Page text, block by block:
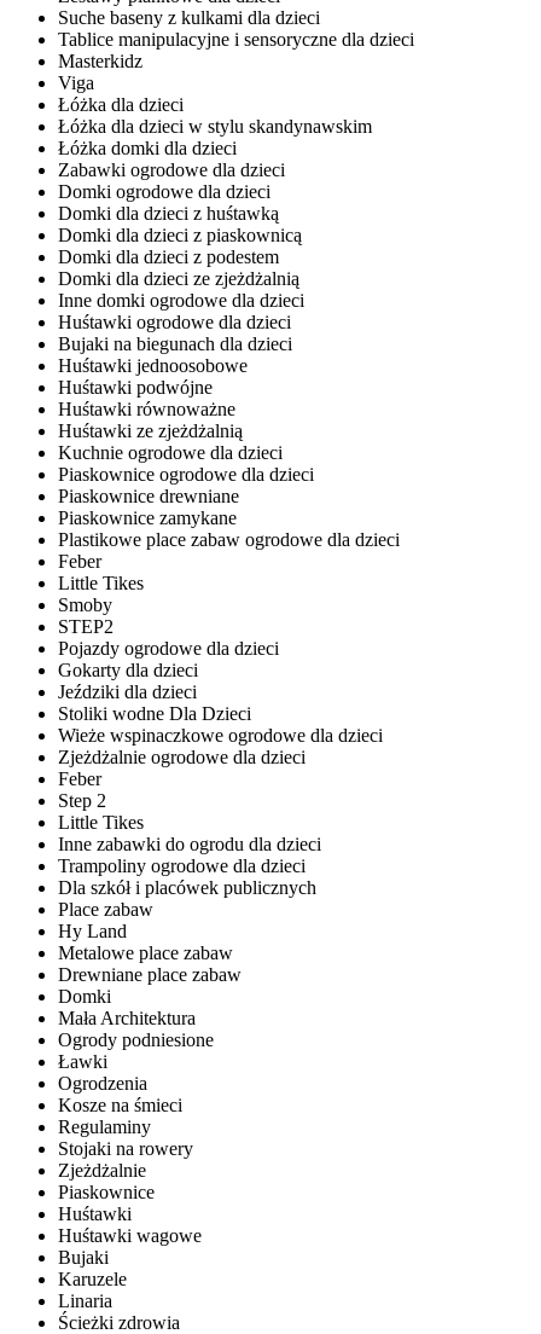
Suche baseny z kulkami dla dzieci
Tablice manipulacyjne i sensoryczne dla dzieci
Masterkidz
Viga
Łóżka dla dzieci
Łóżka dla dzieci w stylu skandynawskim
Łóżka domki dla dzieci
Zabawki ogrodowe dla dzieci
Domki ogrodowe dla dzieci
Domki dla dzieci z huśtawką
Domki dla dzieci z piaskownicą
Domki dla dzieci z podestem
Domki dla dzieci ze zjeżdżalnią
Inne domki ogrodowe dla dzieci
Huśtawki ogrodowe dla dzieci
Bujaki na biegunach dla dzieci
Huśtawki jednoosobowe
Huśtawki podwójne
Huśtawki równoważne
Huśtawki ze zjeżdżalnią
Kuchnie ogrodowe dla dzieci
Piaskownice ogrodowe dla dzieci
Piaskownice drewniane
Piaskownice zamykane
Plastikowe place zabaw ogrodowe dla dzieci
Feber
Little Tikes
Smoby
STEP2
Pojazdy ogrodowe dla dzieci
Gokarty dla dzieci
Jeździki dla dzieci
Stoliki wodne Dla Dzieci
Wieże wspinaczkowe ogrodowe dla dzieci
Zjeżdżalnie ogrodowe dla dzieci
Feber
Step 2
Little Tikes
Inne zabawki do ogrodu dla dzieci
Trampoliny ogrodowe dla dzieci
Dla szkół i placówek publicznych
Place zabaw
Hy Land
Metalowe place zabaw
Drewniane place zabaw
Domki
Mała Architektura
Ogrody podniesione
Ławki
Ogrodzenia
Kosze na śmieci
Regulaminy
Stojaki na rowery
Zjeżdżalnie
Piaskownice
Huśtawki
Huśtawki wagowe
Bujaki
Karuzele
Linaria
Ścieżki zdrowia